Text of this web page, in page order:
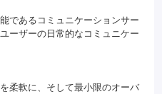
であるコミュニケーションサー
ーザーの日常的なコミュニケー
柔軟に、そして最小限のオーバ